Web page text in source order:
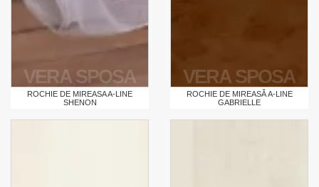
VERA SPOSA
ROCHIE DE MIREASA A-LINE
SHENON
VERA SPOSA
ROCHIE DE MIREASĂ A-LINE
GABRIELLE